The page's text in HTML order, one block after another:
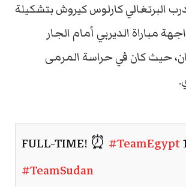
البرتغالي كارلوس كيروش بتشكيلة
مباراة الديربي أمام الجار
حيث كان في حراسة المرمى
FULL-TIME! ⏰ #TeamEgypt
#TeamSudan